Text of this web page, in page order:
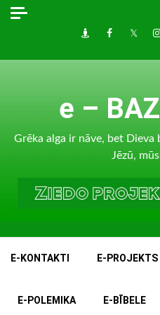
Skip
DraugiemFacebook
e –
Grēka alga ir nāve, bet
Jēzū,
E-KONTAKTI E-PROJEKTS
E-POLEMIKA E-BĪBELE